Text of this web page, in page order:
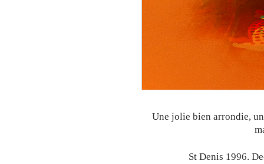
Une jolie bien arrondie,
St Denis 1996.